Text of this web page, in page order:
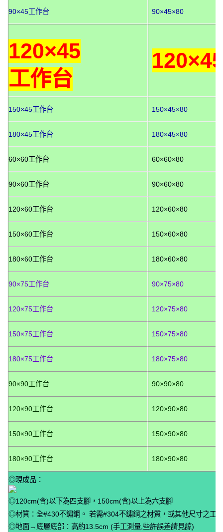
90×45工作台 90×45×80
120×45
工作台
150×45工作台 150×45×80
180×45工作台 180×45×80
60×60工作台 60×60×80
90×60工作台 90×60×80
120×60工作台 120×60×80
150×60工作台 150×60×80
180×60工作台 180×60×80
90×75工作台 90×75×80
120×75工作台 120×75×80
150×75工作台 150×75×80
180×75工作台 180×75×80
90×90工作台 90×90×80
120×90工作台 120×90×80
150×90工作台 150×90×80
180×90工作台 180×90×80
◎現成品：
◎120cm(含)以下為四支腳，150cm(含)以上為六支腳
◎材質：全#430不鏽鋼。 若需#304不鏽鋼之材質，或其他尺寸之工
◎地面→底層底部：高約13.5cm (手工測量,些許誤差請見諒)